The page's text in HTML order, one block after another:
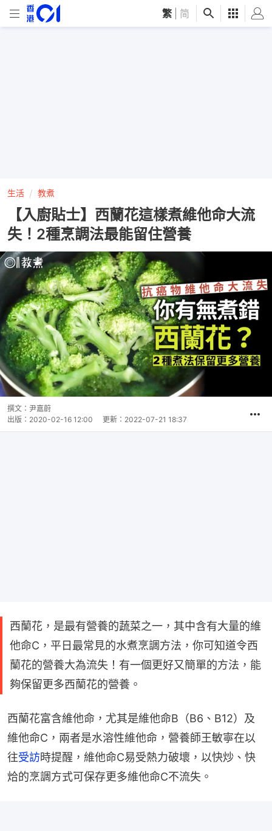
繁 简
生活 教煮
【入廚貼士】西蘭花這樣煮維他命大流
失！2種烹調法最能留住營養
撰文： 尹嘉蔚
出版： 2020-02-16 12:00 更新： 2022-07-21 18:37
西蘭花，是最有營養的蔬菜之一，其中含有大量的維
他命C，平日最常見的水煮烹調方法，你可知道令西
蘭花的營養大為流失！有一個更好又簡單的方法，能
夠保留更多西蘭花的營養。
西蘭花富含維他命，尤其是維他命B（B6、B12）及
維他命C，兩者是水溶性維他命，營養師王敏寧在以
往受訪時提醒，維他命C易受熱力破壞，以快炒、快
烚的烹調方式可保存更多維他命C不流失。